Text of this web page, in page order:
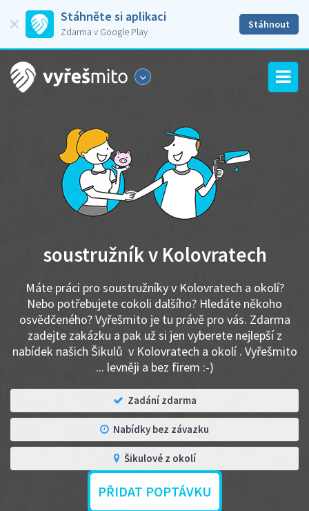
Stáhněte si aplikaci
Zdarma v Google Play
Stáhnout
soustružník v Kolovratech
Máte práci pro soustružníky v Kolovratech a okolí?
Nebo potřebujete cokoli dalšího? Hledáte někoho
osvědčeného? Vyřešmito je tu právě pro vás. Zdarma
zadejte zakázku a pak už si jen vyberete nejlepší z
nabídek našich Šikulů v Kolovratech a okolí . Vyřešmito
... levněji a bez firem :-)
Zadání zdarma
Nabídky bez závazku
Šikulové z okolí
PŘIDAT POPTÁVKU